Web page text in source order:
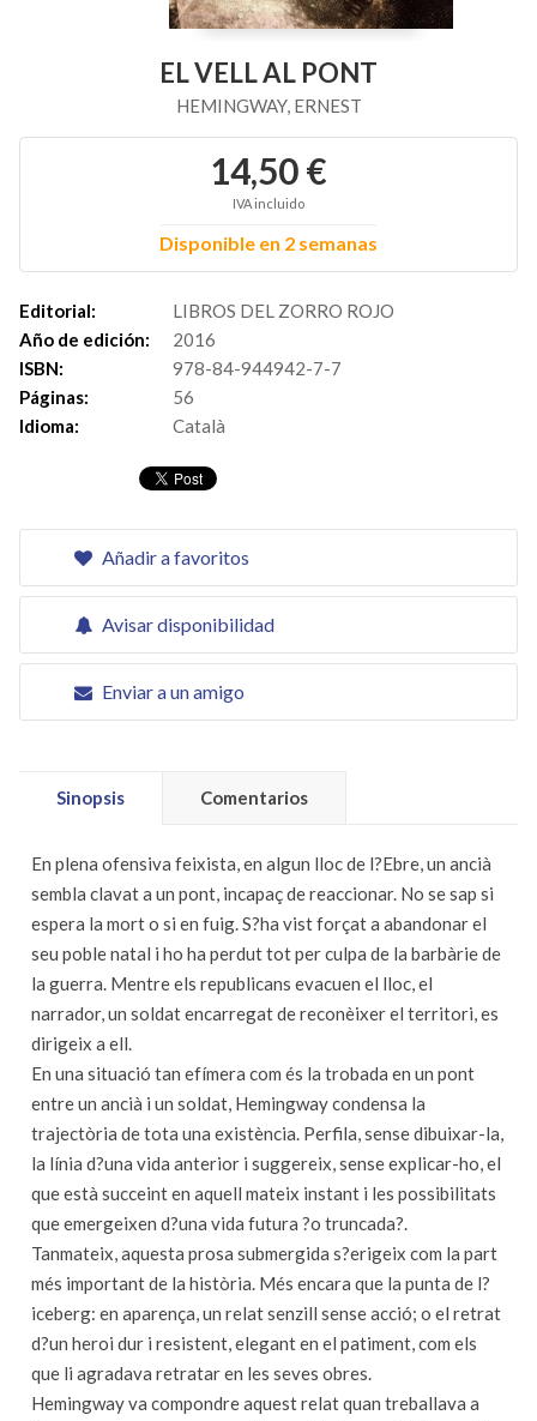
EL VELL AL PONT
HEMINGWAY, ERNEST
14,50 €
IVA incluido
Disponible en 2 semanas
Editorial:
LIBROS DEL ZORRO ROJO
Año de edición:
2016
ISBN:
978-84-944942-7-7
Páginas:
56
Idioma:
Català
Añadir a favoritos
Avisar disponibilidad
Enviar a un amigo
Sinopsis Comentarios
En plena ofensiva feixista, en algun lloc de l?Ebre, un ancià
sembla clavat a un pont, incapaç de reaccionar. No se sap si
espera la mort o si en fuig. S?ha vist forçat a abandonar el
seu poble natal i ho ha perdut tot per culpa de la barbàrie de
la guerra. Mentre els republicans evacuen el lloc, el
narrador, un soldat encarregat de reconèixer el territori, es
dirigeix a ell.
En una situació tan efímera com és la trobada en un pont
entre un ancià i un soldat, Hemingway condensa la
trajectòria de tota una existència. Perfila, sense dibuixar-la,
la línia d?una vida anterior i suggereix, sense explicar-ho, el
que està succeint en aquell mateix instant i les possibilitats
que emergeixen d?una vida futura ?o truncada?.
Tanmateix, aquesta prosa submergida s?erigeix com la part
més important de la història. Més encara que la punta de l?
iceberg: en aparença, un relat senzill sense acció; o el retrat
d?un heroi dur i resistent, elegant en el patiment, com els
que li agradava retratar en les seves obres.
Hemingway va compondre aquest relat quan treballava a